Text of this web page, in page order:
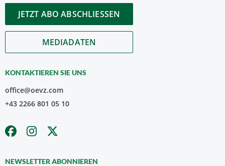
JETZT ABO ABSCHLIESSEN
MEDIADATEN
KONTAKTIEREN SIE UNS
office@oevz.com
+43 2266 801 05 10
NEWSLETTER ABONNIEREN